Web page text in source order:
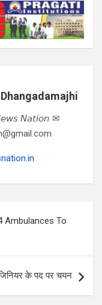
𝘕𝘢𝘵𝘪𝘰𝘯 ✉
Ambulances To
के पद पर चयन